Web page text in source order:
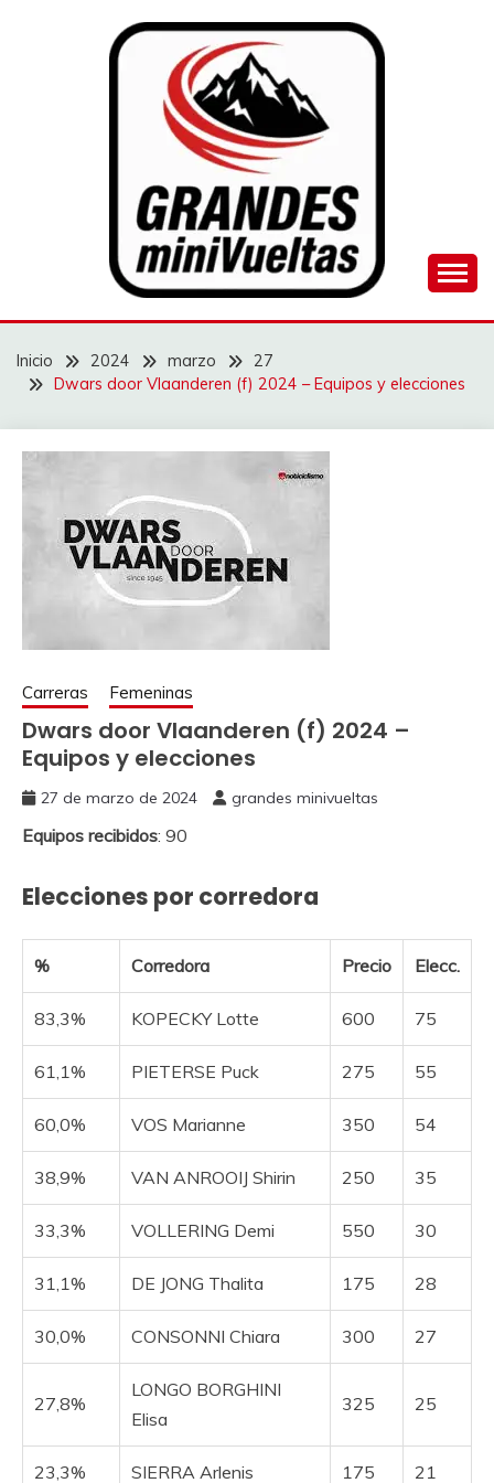
GRANDES
MINIVUELTAS
Inicio 2024 marzo
27
Dwars door Vlaanderen (f) 2024 – Equipos y elecciones
Carreras Femeninas
Dwars door Vlaanderen (f) 2024 –
Equipos y elecciones
27 de marzo de 2024 grandes minivueltas
Equipos recibidos: 90
Elecciones por corredora
% Corredora Precio Elecc.
83,3% KOPECKY Lotte 600 75
61,1% PIETERSE Puck 275 55
60,0% VOS Marianne 350 54
38,9% VAN ANROOIJ Shirin 250 35
33,3% VOLLERING Demi 550 30
31,1% DE JONG Thalita 175 28
30,0% CONSONNI Chiara 300 27
27,8%
LONGO BORGHINI
Elisa
325 25
23,3% SIERRA Arlenis 175 21